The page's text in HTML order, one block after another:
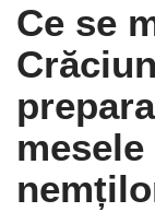
Ce se